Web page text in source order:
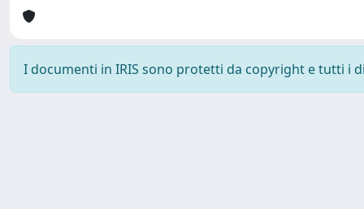
I documenti in IRIS sono protetti da copyright e tutti i